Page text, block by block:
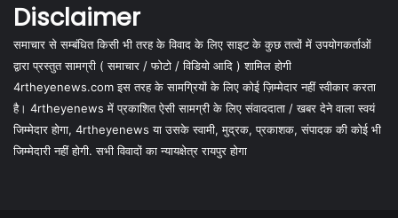
Disclaimer
समाचार से सम्बंधित किसी भी तरह के विवाद के लिए साइट के कुछ तत्वों में उपयोगकर्ताओं
द्वारा प्रस्तुत सामग्री ( समाचार / फोटो / विडियो आदि ) शामिल होगी
4rtheyenews.com इस तरह के सामग्रियों के लिए कोई ज़िम्मेदार नहीं स्वीकार करता
है। 4rtheyenews में प्रकाशित ऐसी सामग्री के लिए संवाददाता / खबर देने वाला स्वयं
जिम्मेदार होगा, 4rtheyenews या उसके स्वामी, मुद्रक, प्रकाशक, संपादक की कोई भी
जिम्मेदारी नहीं होगी. सभी विवादों का न्यायक्षेत्र रायपुर होगा